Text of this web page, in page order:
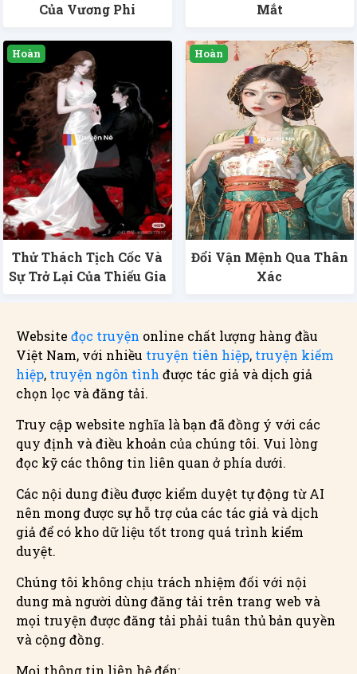
Của Vương Phi
Mắt
Thử Thách Tịch Cốc Và
Sự Trở Lại Của Thiếu Gia
Đổi Vận Mệnh Qua Thân
Xác
Website đọc truyện online chất lượng hàng đầu
Việt Nam, với nhiều truyện tiên hiệp, truyện kiếm
hiệp, truyện ngôn tình được tác giả và dịch giả
chọn lọc và đăng tải.
Truy cập website nghĩa là bạn đã đồng ý với các
quy định và điều khoản của chúng tôi. Vui lòng
đọc kỹ các thông tin liên quan ở phía dưới.
Các nội dung điều được kiểm duyệt tự động từ AI
nên mong được sự hỗ trợ của các tác giả và dịch
giả để có kho dữ liệu tốt trong quá trình kiểm
duyệt.
Chúng tôi không chịu trách nhiệm đối với nội
dung mà người dùng đăng tải trên trang web và
mọi truyện được đăng tải phải tuân thủ bản quyền
và cộng đồng.